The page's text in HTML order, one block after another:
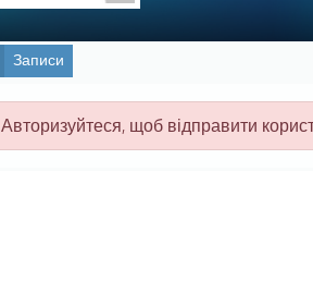
Записи
Авторизуйтеся, щоб відправити